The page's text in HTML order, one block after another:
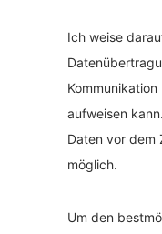
Ich weise
aufweisen
Daten vor dem
möglich.
Um den